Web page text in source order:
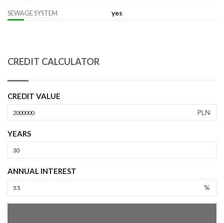
SEWAGE SYSTEM yes
CREDIT CALCULATOR
CREDIT VALUE
PLN
YEARS
ANNUAL INTEREST
%